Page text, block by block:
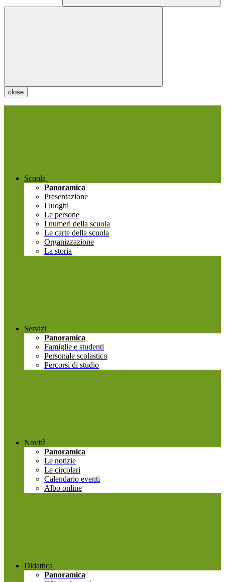
close
Scuola
Panoramica
Presentazione
I luoghi
Le persone
I numeri della scuola
Le carte della scuola
Organizzazione
La storia
Servizi
Panoramica
Famiglie e studenti
Personale scolastico
Percorsi di studio
Novità
Panoramica
Le notizie
Le circolari
Calendario eventi
Albo online
Didattica
Panoramica